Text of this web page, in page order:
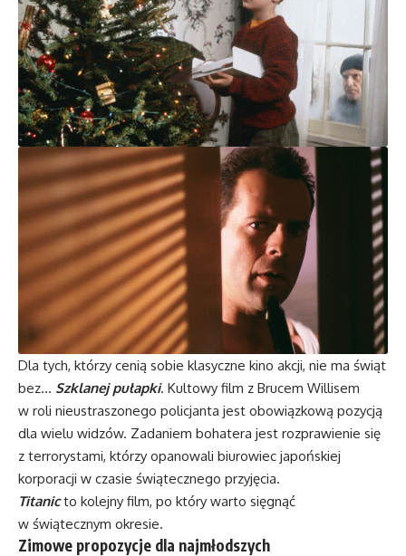
Dla tych, którzy cenią sobie klasyczne kino akcji, nie ma świąt
bez… Szklanej pułapki. Kultowy film z Brucem Willisem
w roli nieustraszonego policjanta jest obowiązkową pozycją
dla wielu widzów. Zadaniem bohatera jest rozprawienie się
z terrorystami, którzy opanowali biurowiec japońskiej
korporacji w czasie świątecznego przyjęcia.
Titanic to kolejny film, po który warto sięgnąć
w świątecznym okresie.
Zimowe propozycje dla najmłodszych